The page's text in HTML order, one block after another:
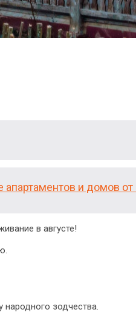
и домов от
в августе!
народного зодчества.